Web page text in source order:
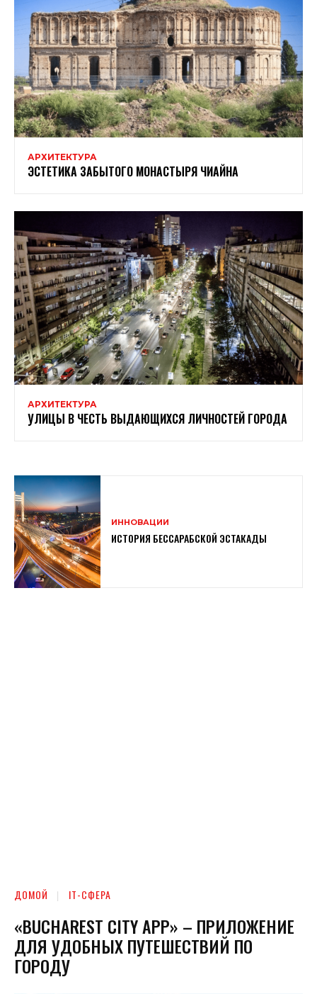
АРХИТЕКТУРА
ЭСТЕТИКА ЗАБЫТОГО МОНАСТЫРЯ ЧИАЙНА
АРХИТЕКТУРА
УЛИЦЫ В ЧЕСТЬ ВЫДАЮЩИХСЯ ЛИЧНОСТЕЙ ГОРОДА
ИННОВАЦИИ
ИСТОРИЯ БЕССАРАБСКОЙ ЭСТАКАДЫ